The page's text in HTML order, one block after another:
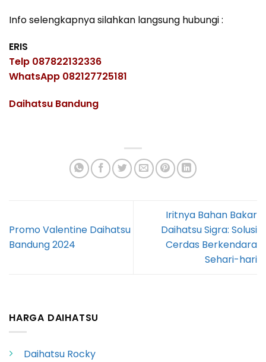
Info selengkapnya silahkan langsung hubungi :
ERIS
Telp 087822132336
WhatsApp 082127725181
Daihatsu Bandung
Promo Valentine Daihatsu
Bandung 2024
Iritnya Bahan Bakar
Daihatsu Sigra: Solusi
Cerdas Berkendara
Sehari-hari
HARGA DAIHATSU
Daihatsu Rocky